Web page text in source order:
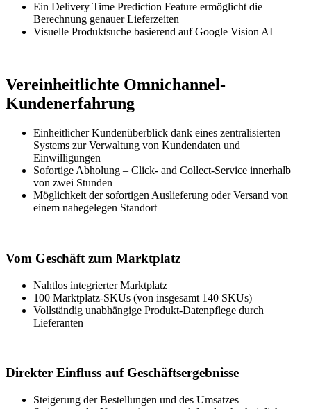
Ein Delivery Time Prediction Feature ermöglicht die
Berechnung genauer Lieferzeiten
Visuelle Produktsuche basierend auf Google Vision AI
Vereinheitlichte Omnichannel-
Kundenerfahrung
Einheitlicher Kundenüberblick dank eines zentralisierten
Systems zur Verwaltung von Kundendaten und
Einwilligungen
Sofortige Abholung – Click- and Collect-Service innerhalb
von zwei Stunden
Möglichkeit der sofortigen Auslieferung oder Versand von
einem nahegelegen Standort
Vom Geschäft zum Marktplatz
Nahtlos integrierter Marktplatz
100 Marktplatz-SKUs (von insgesamt 140 SKUs)
Vollständig unabhängige Produkt-Datenpflege durch
Lieferanten
Direkter Einfluss auf Geschäftsergebnisse
Steigerung der Bestellungen und des Umsatzes